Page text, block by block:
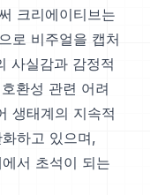
크리에이티브는
로 비주얼을 캡처
사실감과 감정적
환성 관련 어려
생태계의 지속적
하고 있으며,
서 초석이 되는